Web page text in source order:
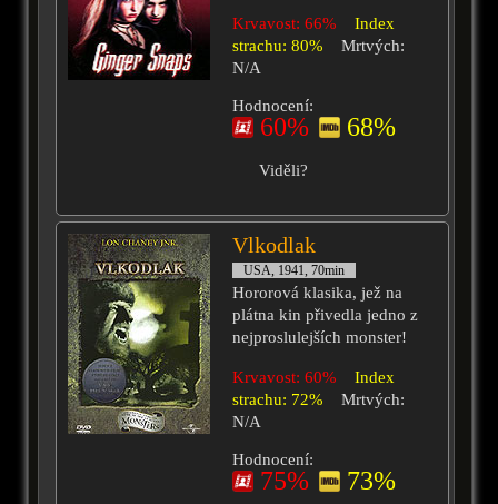
Krvavost: 66%
Index
strachu: 80%
Mrtvých:
N/A
Hodnocení:
60% 68%
Viděli?
Vlkodlak
USA, 1941, 70min
Hororová klasika, jež na
plátna kin přivedla jedno z
nejproslulejších monster!
Krvavost: 60%
Index
strachu: 72%
Mrtvých:
N/A
Hodnocení:
75% 73%